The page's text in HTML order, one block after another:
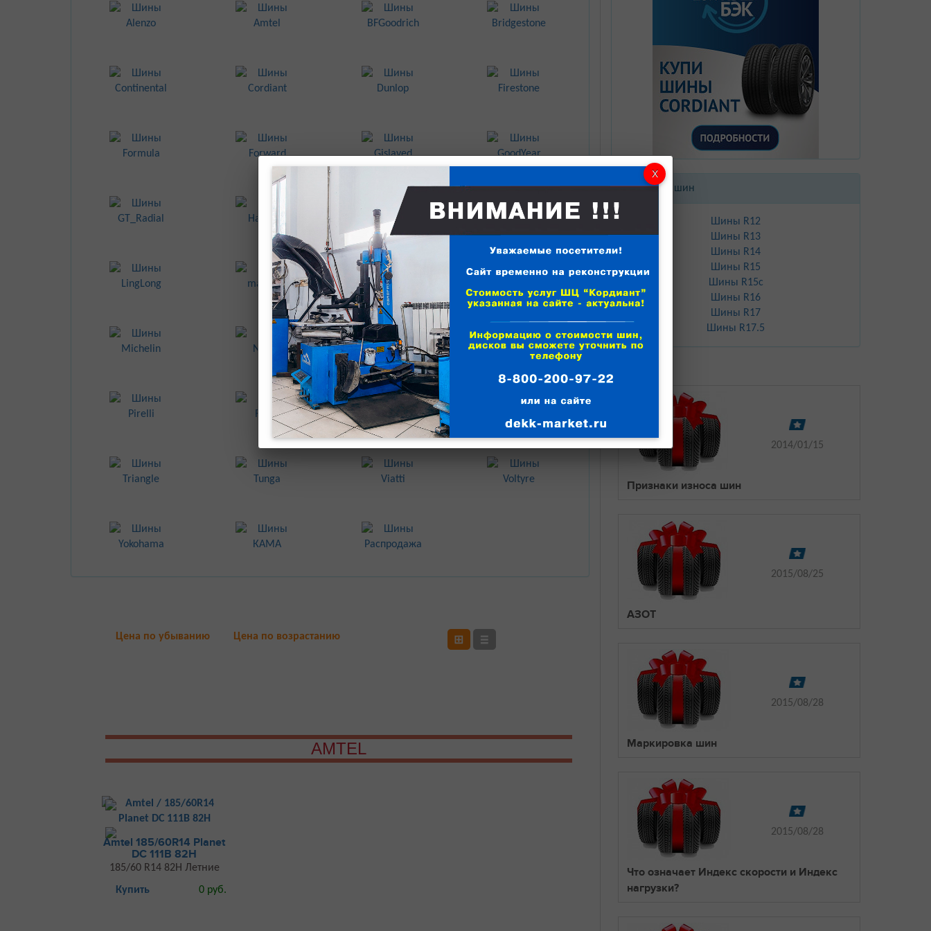
Цена по убыванию Цена по возрастанию ⊞ ≡
AMTEL
Amtel 185/60R14 Planet
DC 111B 82H
185/60 R14 82H Летние
Купить
0 руб.
Диаметры шин
Шины R12
Шины R13
Шины R14
Шины R15
Шины R15с
Шины R16
Шины R17
Шины R17.5
2014/01/15
Признаки износа шин
2015/08/25
АЗОТ
2015/08/28
Маркировка шин
2015/08/28
Что означает Индекс скорости и Индекс
нагрузки?